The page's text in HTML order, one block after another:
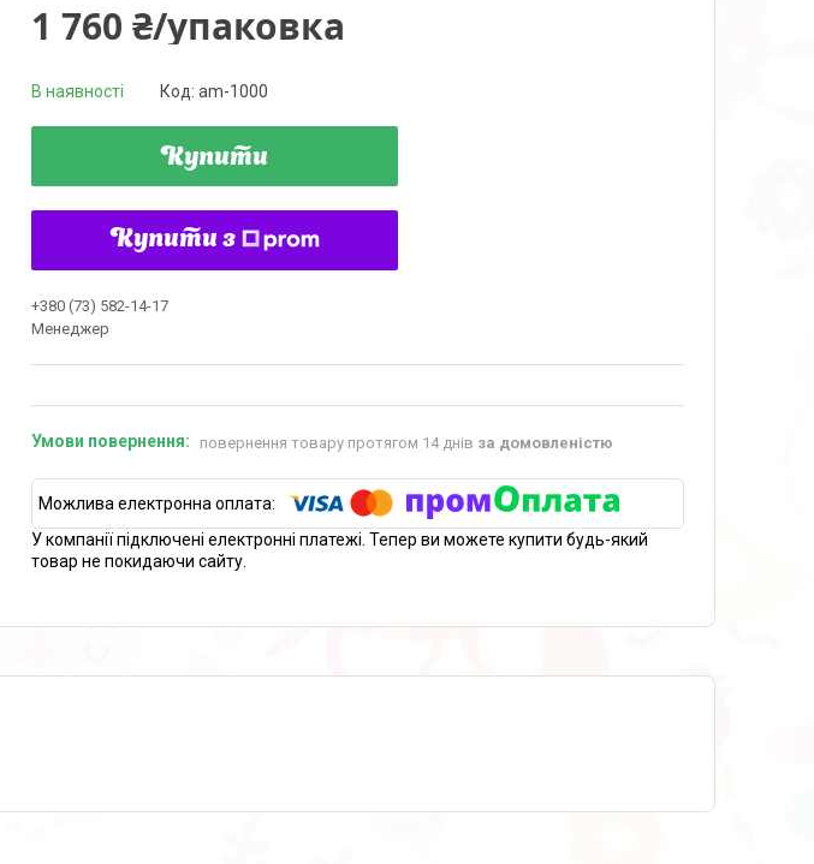
1 760 ₴/упаковка
В наявності Код: am-1000
Купити
Купити з
+380 (73) 582-14-17
Менеджер
повернення товару протягом 14 днів за домовленістю
У компанії підключені електронні платежі. Тепер ви можете купити будь-який
товар не покидаючи сайту.